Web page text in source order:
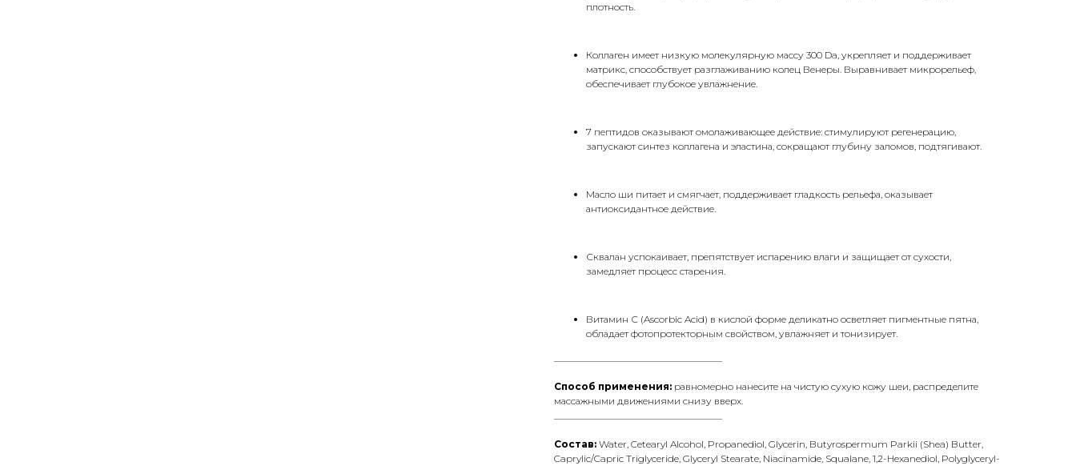
плотность.
Коллаген имеет низкую молекулярную массу 300 Da, укрепляет и поддерживает
матрикс, способствует разглаживанию колец Венеры. Выравнивает микрорельеф,
обеспечивает глубокое увлажнение.
7 пептидов оказывают омолаживающее действие: стимулируют регенерацию,
запускают синтез коллагена и эластина, сокращают глубину заломов, подтягивают.
Масло ши питает и смягчает, поддерживает гладкость рельефа, оказывает
антиоксидантное действие.
Сквалан успокаивает, препятствует испарению влаги и защищает от сухости,
замедляет процесс старения.
Витамин С (Ascorbic Acid) в кислой форме деликатно осветляет пигментные пятна,
обладает фотопротекторным свойством, увлажняет и тонизирует.
Способ применения: равномерно нанесите на чистую сухую кожу шеи, распределите
массажными движениями снизу вверх.
Состав: Water, Cetearyl Alcohol, Propanediol, Glycerin, Butyrospermum Parkii (Shea) Butter,
Caprylic/Capric Triglyceride, Glyceryl Stearate, Niacinamide, Squalane, 1,2-Hexanediol, Polyglyceryl-